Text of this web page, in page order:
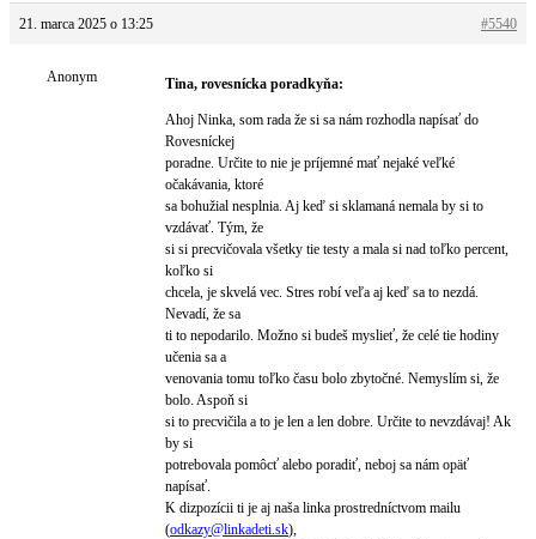
21. marca 2025 o 13:25 #5540
Anonym Tina, rovesnícka poradkyňa:
Ahoj Ninka, som rada že si sa nám rozhodla napísať do
Rovesníckej
poradne. Určite to nie je príjemné mať nejaké veľké
očakávania, ktoré
sa bohužial nesplnia. Aj keď si sklamaná nemala by si to
vzdávať. Tým, že
si si precvičovala všetky tie testy a mala si nad toľko percent,
koľko si
chcela, je skvelá vec. Stres robí veľa aj keď sa to nezdá.
Nevadí, že sa
ti to nepodarilo. Možno si budeš myslieť, že celé tie hodiny
učenia sa a
venovania tomu toľko času bolo zbytočné. Nemyslím si, že
bolo. Aspoň si
si to precvičila a to je len a len dobre. Určite to nevzdávaj! Ak
by si
potrebovala pomôcť alebo poradiť, neboj sa nám opäť
napísať.
K dizpozícii ti je aj naša linka prostredníctvom mailu
(odkazy@linkadeti.sk),